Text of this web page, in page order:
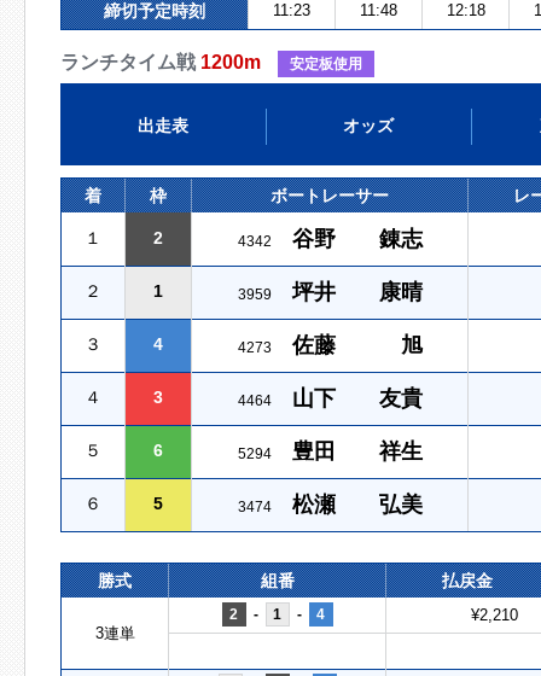
締切予定時刻 11:23 11:48 12:18
ランチタイム戦 1200m 安定板使用
出走表 オッズ
着 枠 ボートレーサー レ
１ 2 4342 谷野 錬志
２ 1 3959 坪井 康晴
３ 4 4273 佐藤 旭
４ 3 4464 山下 友貴
５ 6 5294 豊田 祥生
６ 5 3474 松瀬 弘美
勝式 組番 払戻金
3連単
2 - 1 - 4 ¥2,210